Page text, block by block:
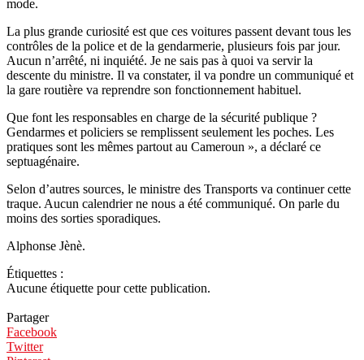
mode.
La plus grande curiosité est que ces voitures passent devant tous les
contrôles de la police et de la gendarmerie, plusieurs fois par jour.
Aucun n’arrêté, ni inquiété. Je ne sais pas à quoi va servir la
descente du ministre. Il va constater, il va pondre un communiqué et
la gare routière va reprendre son fonctionnement habituel.
Que font les responsables en charge de la sécurité publique ?
Gendarmes et policiers se remplissent seulement les poches. Les
pratiques sont les mêmes partout au Cameroun », a déclaré ce
septuagénaire.
Selon d’autres sources, le ministre des Transports va continuer cette
traque. Aucun calendrier ne nous a été communiqué. On parle du
moins des sorties sporadiques.
Alphonse Jènè.
Étiquettes :
Aucune étiquette pour cette publication.
Partager
Facebook
Twitter